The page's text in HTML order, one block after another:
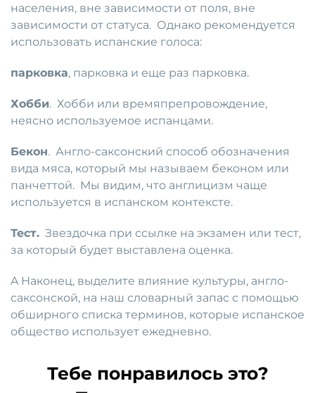
населения, вне зависимости от поля, вне
зависимости от статуса. Однако рекомендуется
использовать испанские голоса:
парковка, парковка и еще раз парковка.
Хобби. Хобби или времяпрепровождение,
неясно используемое испанцами.
Бекон. Англо-саксонский способ обозначения
вида мяса, который мы называем беконом или
панчеттой. Мы видим, что англицизм чаще
используется в испанском контексте.
Тест. Звездочка при ссылке на экзамен или тест,
за который будет выставлена ​​оценка.
A Наконец, выделите влияние культуры, англо-
саксонской, на наш словарный запас с помощью
обширного списка терминов, которые испанское
общество использует ежедневно.
Тебе понравилось это?